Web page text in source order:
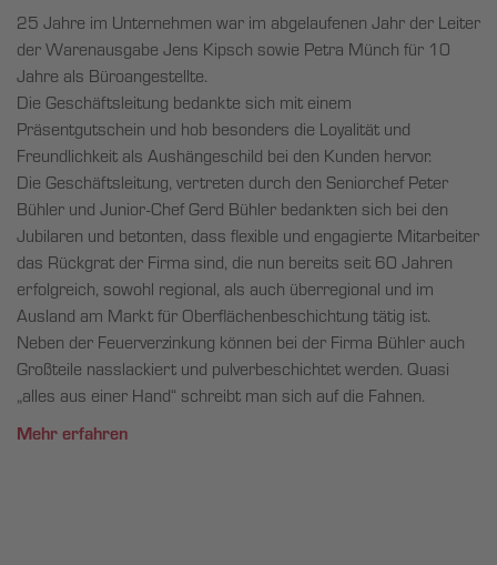
25 Jahre im Unternehmen war im abgelaufenen Jahr der Leiter
der Warenausgabe Jens Kipsch sowie Petra Münch für 10
Jahre als Büroangestellte.
Die Geschäftsleitung bedankte sich mit einem
Präsentgutschein und hob besonders die Loyalität und
Freundlichkeit als Aushängeschild bei den Kunden hervor.
Die Geschäftsleitung, vertreten durch den Seniorchef Peter
Bühler und Junior-Chef Gerd Bühler bedankten sich bei den
Jubilaren und betonten, dass flexible und engagierte Mitarbeiter
das Rückgrat der Firma sind, die nun bereits seit 60 Jahren
erfolgreich, sowohl regional, als auch überregional und im
Ausland am Markt für Oberflächenbeschichtung tätig ist.
Neben der Feuerverzinkung können bei der Firma Bühler auch
Großteile nasslackiert und pulverbeschichtet werden. Quasi
„alles aus einer Hand“ schreibt man sich auf die Fahnen.
Mehr erfahren